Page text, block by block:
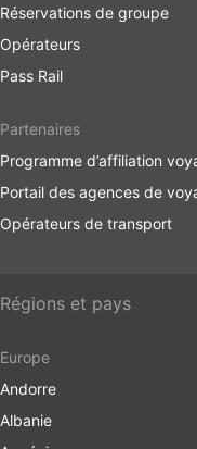
Réservations de groupe
Opérateurs
Pass Rail
Partenaires
Programme d’affiliation
Portail des agences de
Opérateurs de transport
Régions et pays
Europe
Andorre
Albanie